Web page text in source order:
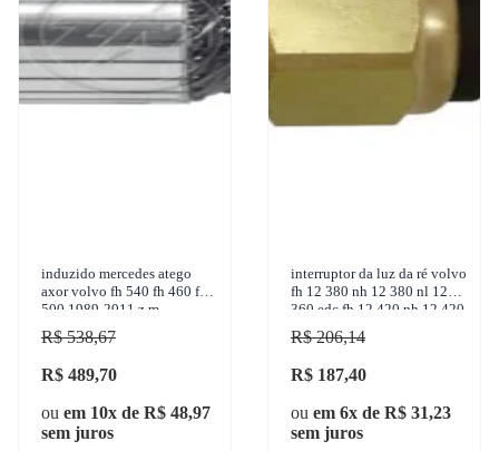
induzido mercedes atego
axor volvo fh 540 fh 460 fh
500 1989-2011 z.m. -
83.130.02
R$ 538,67
R$ 489,70
ou em 10x de R$ 48,97
sem juros
interruptor da luz da ré volvo
fh 12 380 nh 12 380 nl 12
360 edc fh 12 420 nh 12 420
1992-2006 3-rho - 4447
R$ 206,14
R$ 187,40
ou em 6x de R$ 31,23
sem juros